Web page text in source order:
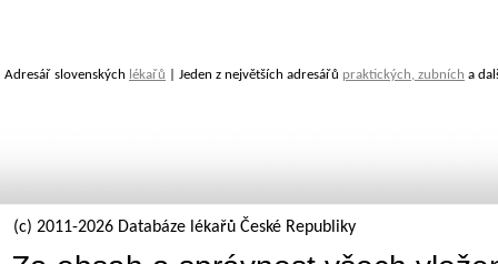
Adresář slovenských lékařů | Jeden z největších adresářů praktických, zubních a
(c) 2011-2026 Databáze lékařů České Republiky